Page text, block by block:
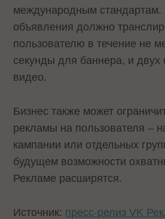
международным стандартам.
объявления должно
пользователю в течение не
секунды для баннера, и двух
видео.
Бизнес также может
рекламы на пользователя –
кампании или отдельных
будущем возможности
Рекламе расширятся.
Источник: пресс-релиз VK